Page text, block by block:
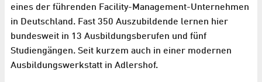
eines der führenden Facility-Management-Unternehmen
in Deutschland. Fast 350 Auszubildende lernen hier
bundesweit in 13 Ausbildungsberufen und fünf
Studiengängen. Seit kurzem auch in einer modernen
Ausbildungswerkstatt in Adlershof.